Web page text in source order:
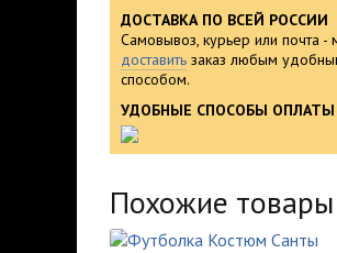
ДОСТАВКА ПО ВСЕЙ РОССИИ
Самовывоз, курьер или почта -
доставить заказ любым
способом.
УДОБНЫЕ СПОСОБЫ ОПЛАТЫ
Похожие товары